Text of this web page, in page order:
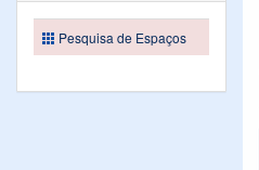
Pesquisa de Espaços